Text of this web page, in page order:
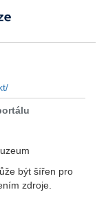
být šířen pro
zdroje.